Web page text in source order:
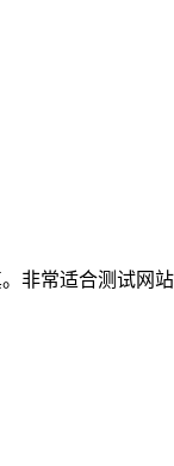
非常适合测试网